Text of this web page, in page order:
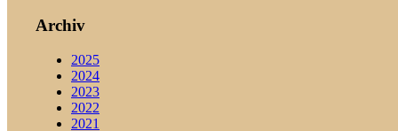
Archiv
2025
2024
2023
2022
2021